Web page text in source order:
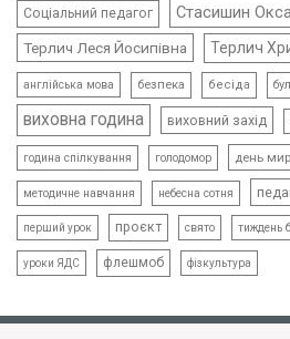
Соціальний педагог Стасишин
Терлич Леся Йосипівна Терлич
англійська мова безпека бесіда
виховна година виховний захід
година спілкування голодомор день
методичне навчання небесна сотня
перший урок проєкт свято тиждень
уроки ЯДС флешмоб фізкультура